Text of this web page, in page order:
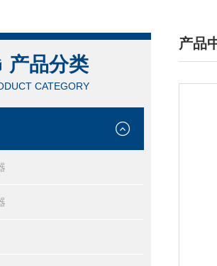
产品分类
CATEGORY
产品
/